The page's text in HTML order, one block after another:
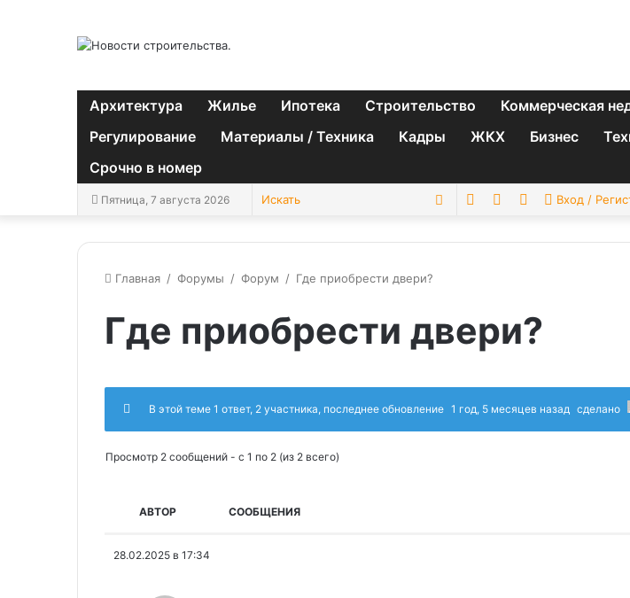
Архитектура Жилье Ипотека Строительство Коммерческая
Регулирование
Материалы / Техника Кадры ЖКХ Бизнес
Срочно в номер
Пятница, 7 августа 2026 Искать SwitchSidebarСлучайная
Вход /
Главная / Форумы / Форум / Где приобрести двери?
Где приобрести двери?
В этой теме 1 ответ, 2 участника, последнее обновление 1 год, 5 месяцев назад сделано
Просмотр 2 сообщений - с 1 по 2 (из 2 всего)
АВТОР СООБЩЕНИЯ
28.02.2025 в 17:34